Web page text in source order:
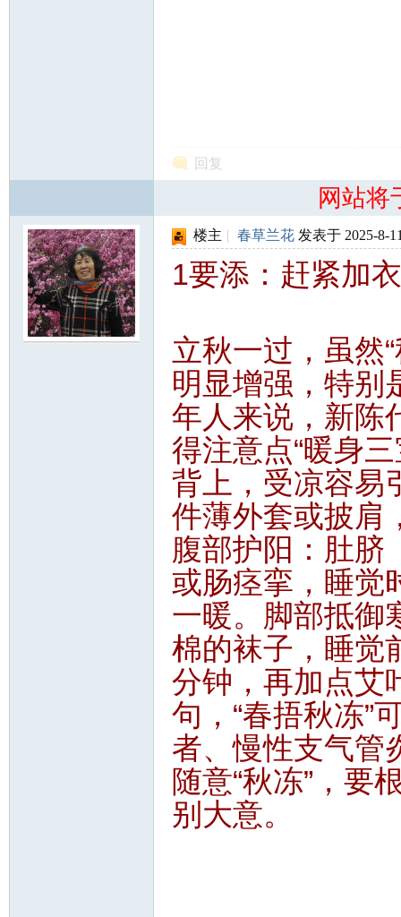
回复
网站将
楼主 | 春草兰花 发表于 2025-8-
1要添：赶紧加
立秋一过，虽然
明显增强，特别
年人来说，新陈
得注意点“暖身
背上，受凉容易
件薄外套或披肩
腹部护阳：肚脐
或肠痉挛，睡觉
一暖。脚部抵御
棉的袜子，睡觉
分钟，再加点艾
句，“春捂秋冻”
者、慢性支气管
随意“秋冻”，要
别大意。